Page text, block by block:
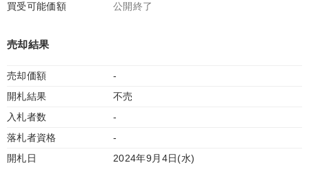
買受可能価額
公開終了
売却結果
売却価額
-
開札結果
不売
入札者数
-
落札者資格
-
開札日
2024年9月4日(水)